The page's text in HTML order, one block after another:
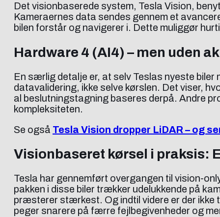
Det visionbaserede system, Tesla Vision,
Kameraernes data sendes gennem et
bilen forstår og navigerer i. Dette muliggør
Hardware 4 (AI4) – men uden
En særlig detalje er, at selv Teslas nyeste biler
datavalidering, ikke selve kørslen. Det viser,
al beslutningstagning baseres derpå. Andre
kompleksiteten.
Se også Tesla Vision dropper LiDAR – og
Visionbaseret kørsel i praksis:
Tesla har gennemført overgangen til vision-
pakken i disse biler trækker udelukkende på
præsterer stærkest. Og indtil videre er der ikke
peger snarere på færre fejlbegivenheder og